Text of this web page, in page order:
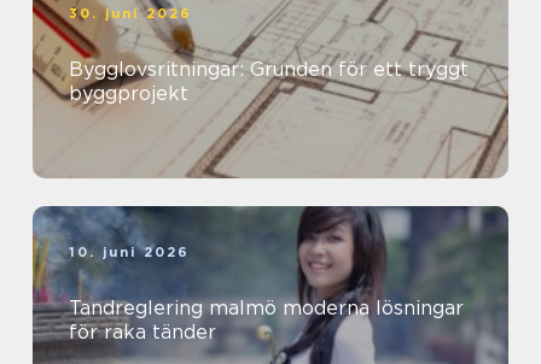
30. juni 2026
Bygglovsritningar: Grunden för ett tryggt
byggprojekt
10. juni 2026
Tandreglering malmö moderna lösningar
för raka tänder